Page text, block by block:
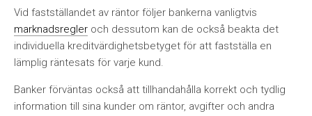
Vid fastställandet av räntor följer bankerna vanligtvis
marknadsregler och dessutom kan de också beakta det
individuella kreditvärdighetsbetyget för att fastställa en
lämplig räntesats för varje kund.
Banker förväntas också att tillhandahålla korrekt och tydlig
information till sina kunder om räntor, avgifter och andra